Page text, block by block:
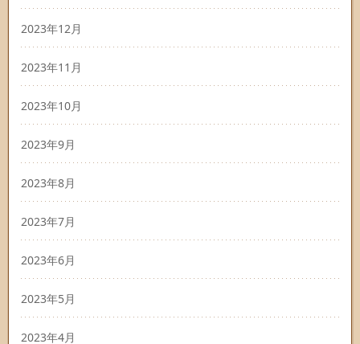
2023年12月
2023年11月
2023年10月
2023年9月
2023年8月
2023年7月
2023年6月
2023年5月
2023年4月